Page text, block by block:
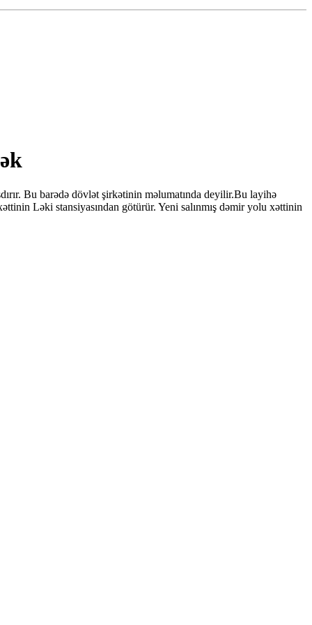
Bu barədə dövlət şirkətinin məlumatında deyilir.Bu layihə
Ləki stansiyasından götürür. Yeni salınmış dəmir yolu xəttinin